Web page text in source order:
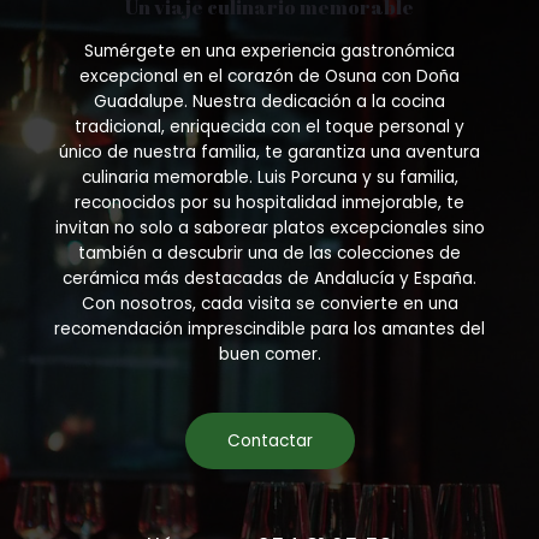
chosen
on
the
product
page
Un viaje culinario memorable
Sumérgete en una experiencia gastronómica
excepcional en el corazón de Osuna con Doña
Guadalupe. Nuestra dedicación a la cocina
tradicional, enriquecida con el toque personal y
único de nuestra familia, te garantiza una aventura
culinaria memorable. Luis Porcuna y su familia,
reconocidos por su hospitalidad inmejorable, te
invitan no solo a saborear platos excepcionales sino
también a descubrir una de las colecciones de
cerámica más destacadas de Andalucía y España.
Con nosotros, cada visita se convierte en una
recomendación imprescindible para los amantes del
buen comer.
Contactar